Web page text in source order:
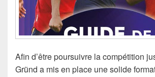
Afin d’être poursuivre la compétition
Grũnd a mis en place une solide